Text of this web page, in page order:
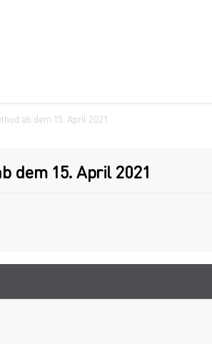
ab dem 15. April 2021
dem 15. April 2021